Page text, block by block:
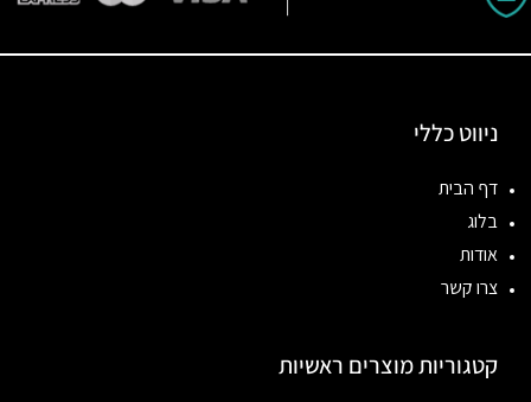
ניווט כללי
דף הבית
בלוג
אודות
צרו קשר
קטגוריות מוצרים ראשיות